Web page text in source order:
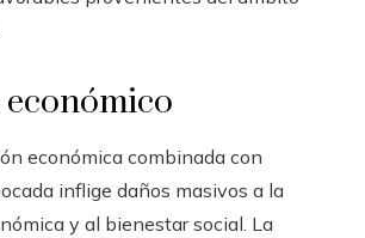
económica combinada con
inflige daños masivos a la
y al bienestar social. La